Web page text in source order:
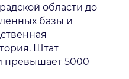
области до
базы и
Штат
превышает 5000